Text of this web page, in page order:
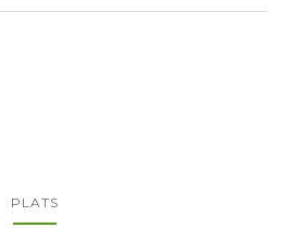
PLATS